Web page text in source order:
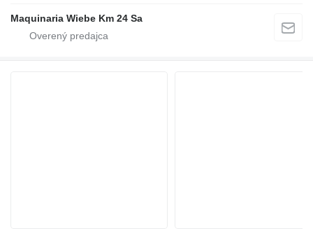
Maquinaria Wiebe Km 24 Sa